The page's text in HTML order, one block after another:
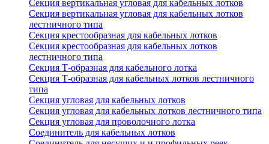
Секция вертикальная угловая для кабельных лотков
Секция вертикальная угловая для кабельных лотков
лестничного типа
Секция крестообразная для кабельных лотков
Секция крестообразная для кабельных лотков
лестничного типа
Секция Т-образная для кабельного лотка
Секция Т-образная для кабельных лотков лестничного
типа
Секция угловая для кабельных лотков
Секция угловая для кабельных лотков лестничного типа
Секция угловая для проволочного лотка
Соединитель для кабельных лотков